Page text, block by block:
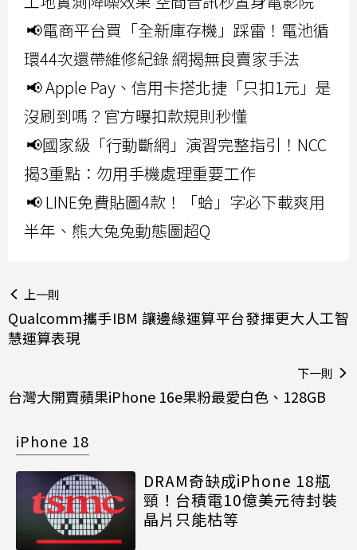
📢電商平台買「全新庫存機」踩雷！電池循
環44次還帶維修紀錄 網揭無良賣家手法
📢 Apple Pay、信用卡搭北捷「只扣1元」是
沒刷到嗎？官方曝扣款規則秒懂
📢國家級「行動斷網」演習完整指引！NCC
揭3重點：勿用手機處理重要工作
📢 LINE免費貼圖4款！「蛤」字必下載爽用
半年、熊大兔兔動態圖超Q
上一則
Qualcomm攜手IBM 讓邊緣運算平台發揮更大人工智
慧運算表現
下一則
台灣大開賣蘋果iPhone 16e果粉最愛白色、128GB
iPhone 18
DRAM奇缺成iPhone 18瓶
頸！台積電10億美元待封裝
晶片只能枯等